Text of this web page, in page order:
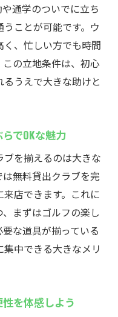
選ばれる理由
クラブが嬉しいポ
しっかり実感
ゴルフウテミルの
の充実プランを徹
ッスンが人気
さを継続できる
通学のついでに立ち
ことが可能です。ウ
、忙しい方でも時間
の立地条件は、初心
うえで大きな助けと
でOKな魅力
を揃えるのは大きな
無料貸出クラブを完
店できます。これに
まずはゴルフの楽し
な道具が揃っている
中できる大きなメリ
を体感しよう